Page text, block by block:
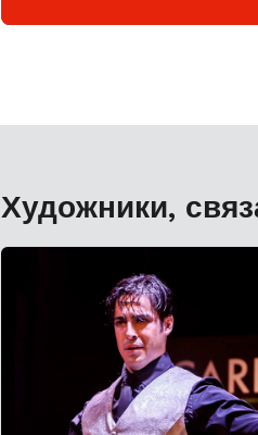
Художники,